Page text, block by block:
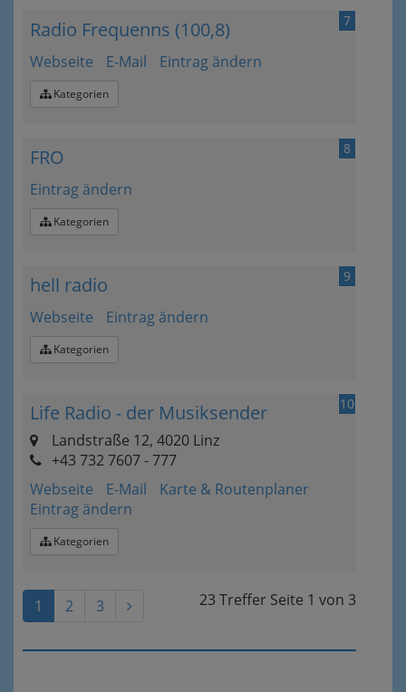
7
Radio Frequenns (100,8)
Webseite E-Mail Eintrag ändern
Kategorien
8
FRO
Eintrag ändern
Kategorien
9
hell radio
Webseite Eintrag ändern
Kategorien
10
Life Radio - der Musiksender
Landstraße 12, 4020 Linz
+43 732 7607 - 777
Webseite
E-Mail
Karte & Routenplaner
Eintrag ändern
Kategorien
23 Treffer Seite 1 von 3
1 2 3